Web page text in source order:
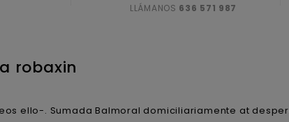
LLÁMANOS 636 571 987
robaxin
ello-. Sumada Balmoral domiciliariamente at